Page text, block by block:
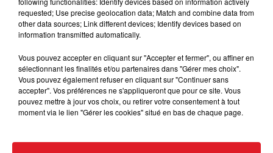
Selon les premiers éléments, le logement servait
à des prostituées
WINGLES: UN JEUNE PERD LA VIE, NOYÉ À
requested; Use precise geolocation data; Match and combine data from
other data sources; Link different devices; Identify devices based on
information transmitted automatically.
Vous pouvez accepter en cliquant sur "Accepter et fermer", ou affiner en
sélectionnant les finalités et/ou partenaires dans "Gérer mes choix".
Vous pouvez également refuser en cliquant sur "Continuer sans
accepter". Vos préférences ne s'appliqueront que pour ce site. Vous
pouvez mettre à jour vos choix, ou retirer votre consentement à tout
moment via le lien "Gérer les cookies" situé en bas de chaque page.